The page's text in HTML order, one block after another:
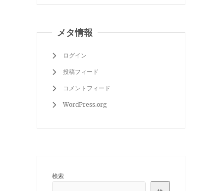
メタ情報
ログイン
投稿フィード
コメントフィード
WordPress.org
検索